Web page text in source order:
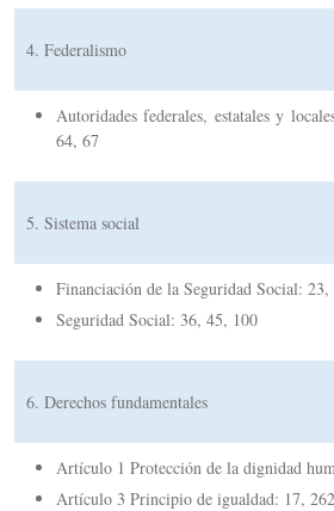
4. Federalismo
Autoridades federales, estatales y
64, 67
5. Sistema social
Financiación de la Seguridad Social:
Seguridad Social: 36, 45, 100
6. Derechos fundamentales
Artículo 1 Protección de la dignidad
Artículo 3 Principio de igualdad: 17,